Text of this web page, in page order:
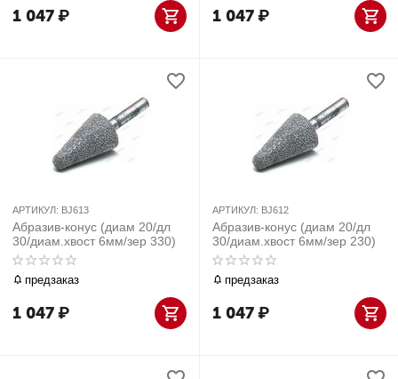
1 047₽ 1 047₽
АРТИКУЛ: BJ613
Абразив-конус (диам 20/дл
30/диам.хвост 6мм/зер 330)
предзаказ
1 047₽
АРТИКУЛ: BJ612
Абразив-конус (диам 20/дл
30/диам.хвост 6мм/зер 230)
предзаказ
1 047₽